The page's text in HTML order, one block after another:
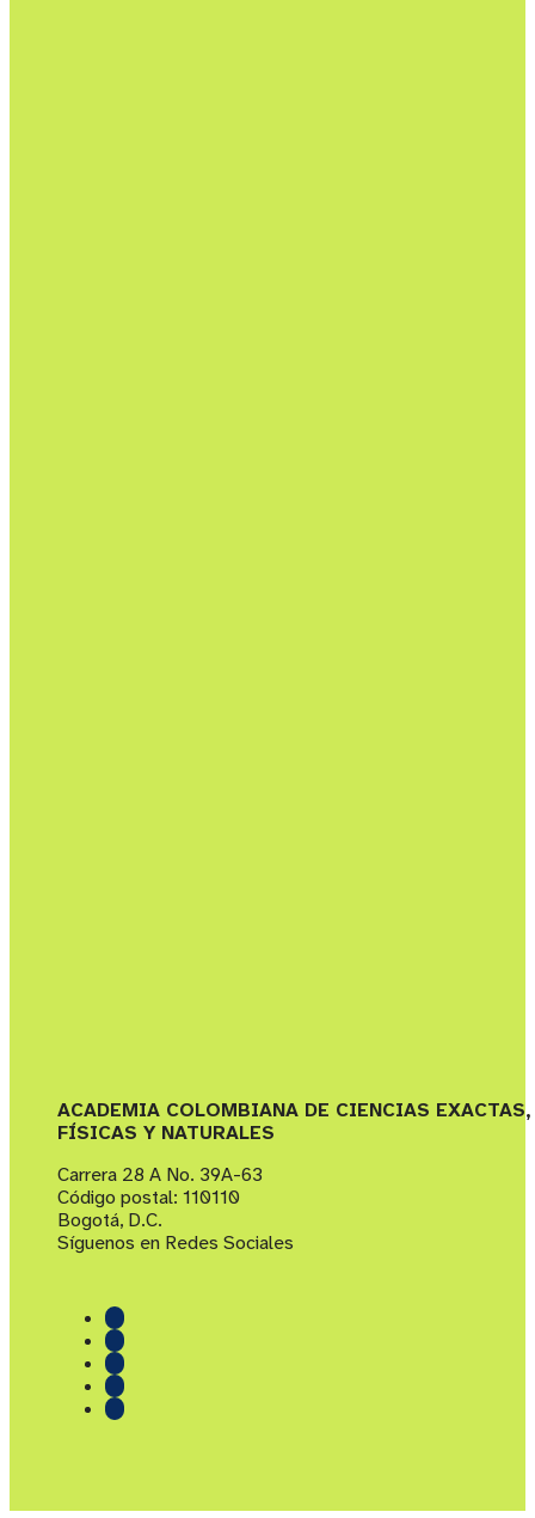
ACADEMIA COLOMBIANA DE CIENCIAS EXACTAS,
FÍSICAS Y NATURALES
Carrera 28 A No. 39A-63
Código postal: 110110
Bogotá, D.C.
Síguenos en Redes Sociales